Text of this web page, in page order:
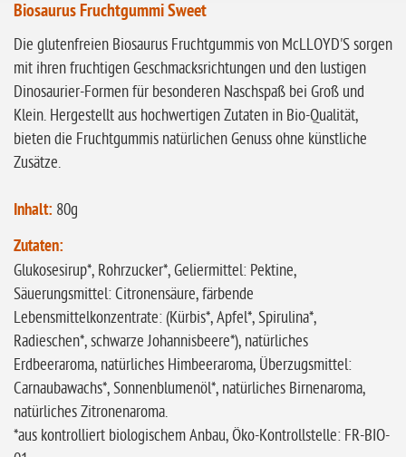
Sonnenblumen
ohne Palmöl
Biosaurus Fruchtgummi Sweet
Die glutenfreien Biosaurus Fruchtgummis von McLLOYD'S sorgen
mit ihren fruchtigen Geschmacksrichtungen und den lustigen
Dinosaurier-Formen für besonderen Naschspaß bei Groß und
Klein. Hergestellt aus hochwertigen Zutaten in Bio-Qualität,
bieten die Fruchtgummis natürlichen Genuss ohne künstliche
Zusätze.
Inhalt: 80g
Zutaten:
Glukosesirup*, Rohrzucker*, Geliermittel: Pektine,
Säuerungsmittel: Citronensäure, färbende
Lebensmittelkonzentrate: (Kürbis*, Apfel*, Spirulina*,
Radieschen*, schwarze Johannisbeere*), natürliches
Erdbeeraroma, natürliches Himbeeraroma, Überzugsmittel:
Carnaubawachs*, Sonnenblumenöl*, natürliches Birnenaroma,
natürliches Zitronenaroma.
*aus kontrolliert biologischem Anbau, Öko-Kontrollstelle: FR-BIO-